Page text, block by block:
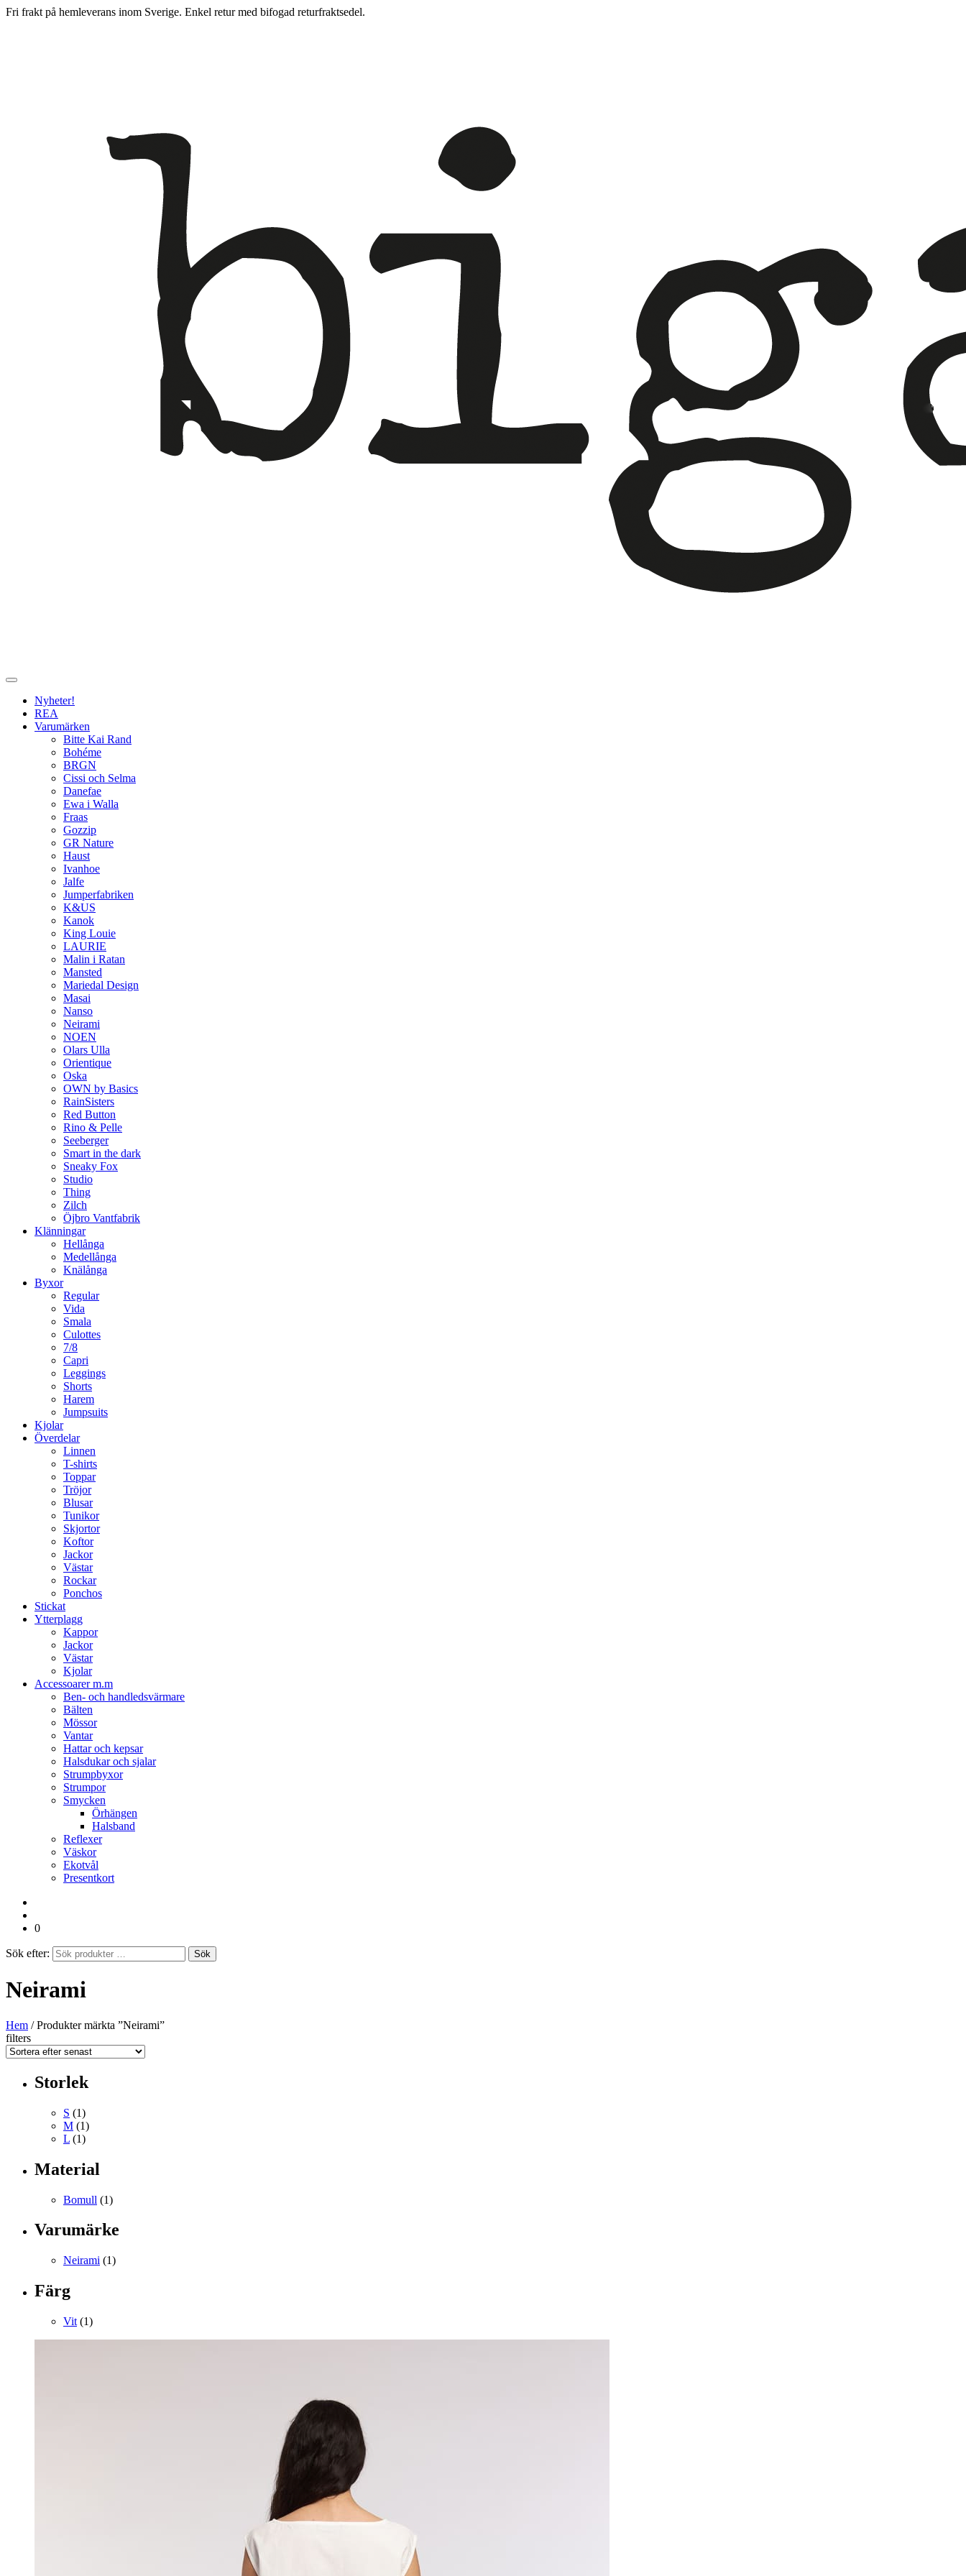
Fri frakt på hemleverans inom Sverige. Enkel retur med bifogad returfraktsedel.
Nyheter!
REA
Varumärken
Bitte Kai Rand
Bohéme
BRGN
Cissi och Selma
Danefae
Ewa i Walla
Fraas
Gozzip
GR Nature
Haust
Ivanhoe
Jalfe
Jumperfabriken
K&US
Kanok
King Louie
LAURIE
Malin i Ratan
Mansted
Mariedal Design
Masai
Nanso
Neirami
NOEN
Olars Ulla
Orientique
Oska
OWN by Basics
RainSisters
Red Button
Rino & Pelle
Seeberger
Smart in the dark
Sneaky Fox
Studio
Thing
Zilch
Öjbro Vantfabrik
Klänningar
Hellånga
Medellånga
Knälånga
Byxor
Regular
Vida
Smala
Culottes
7/8
Capri
Leggings
Shorts
Harem
Jumpsuits
Kjolar
Överdelar
Linnen
T-shirts
Toppar
Tröjor
Blusar
Tunikor
Skjortor
Koftor
Jackor
Västar
Rockar
Ponchos
Stickat
Ytterplagg
Kappor
Jackor
Västar
Kjolar
Accessoarer m.m
Ben- och handledsvärmare
Bälten
Mössor
Vantar
Hattar och kepsar
Halsdukar och sjalar
Strumpbyxor
Strumpor
Smycken
Örhängen
Halsband
Reflexer
Väskor
Ekotvål
Presentkort
0
Sök efter: Sök
Neirami
Hem / Produkter märkta ”Neirami”
filters
Storlek
S (1)
M (1)
L (1)
Material
Bomull (1)
Varumärke
Neirami (1)
Färg
Vit (1)